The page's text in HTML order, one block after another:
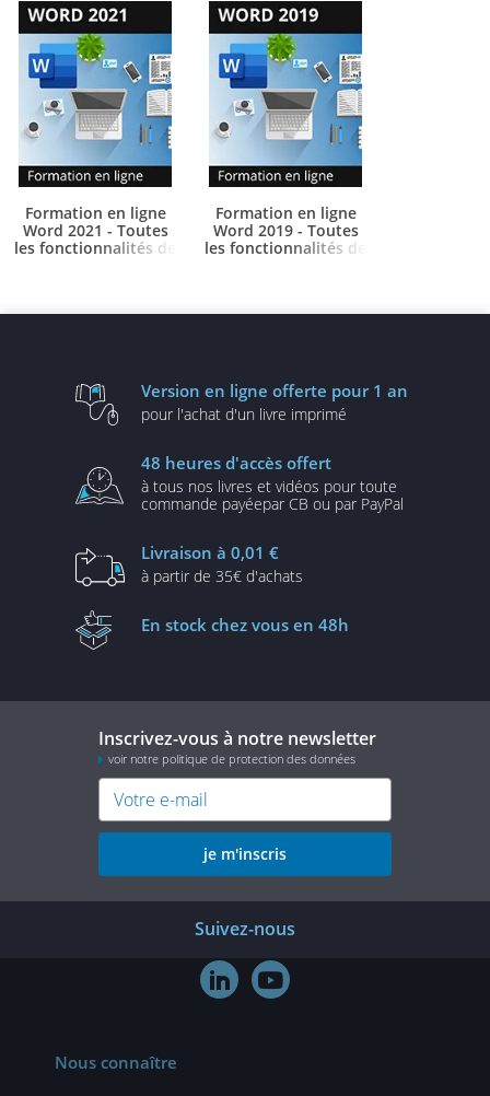
Formation en ligne
Word 2021 - Toutes
les fonctionnalités de
Valable 1 an, en illimité
Formation en ligne
Word 2019 - Toutes
les fonctionnalités de
Valable 1 an, en illimité
Version en ligne offerte pour 1 an
pour l'achat d'un livre imprimé
48 heures d'accès offert
à tous nos livres et vidéos pour toute
commande payéepar CB ou par PayPal
Livraison à 0,01 €
à partir de 35€ d'achats
En stock chez vous en 48h
Inscrivez-vous à notre newsletter
voir notre politique de protection des données
je m'inscris
Suivez-nous
 
Nous connaître